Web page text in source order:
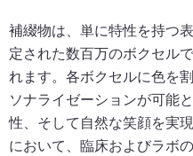
補綴物は、単に特性を持つ
定された数百万のボクセル
れます。各ボクセルに色を
ソナライゼーションが可能
性、そして自然な笑顔を実
において、臨床およびラボ